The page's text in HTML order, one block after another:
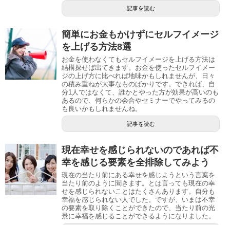
記事を読む
簡単にお金もかけずにセルフイメージ
を上げる方法8選
お金を使わなくてもセルフイメージを上げる方法は
結構探せば出てきます。お金を使ったセルフイメー
ジの上げ方に比べれば地味かもしれませんが、日々
の積み重ねが大事なものばかりです。できれば、自
分1人ではなくて、誰かとやった方が効果が高いのも
あるので、何らかの会合やセミナーでやってみるの
も良いかもしれませんね。
記事を読む
現在幸せを感じられないのであれば不
幸を感じる要素を全排除してみよう
現在の当たり前にある幸せを感じようという言葉を
当たり前のように聞きます。とは言っても現在の幸
せを感じられないことはたくさんあります。自分も
幸福を感じられない人でした。ですが、いまは不幸
の要素を取り除くことができたので、当たり前の光
景に幸福を感じることができるようになりました。